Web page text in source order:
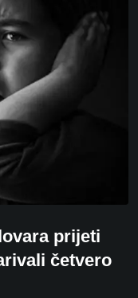
prijeti
četvero